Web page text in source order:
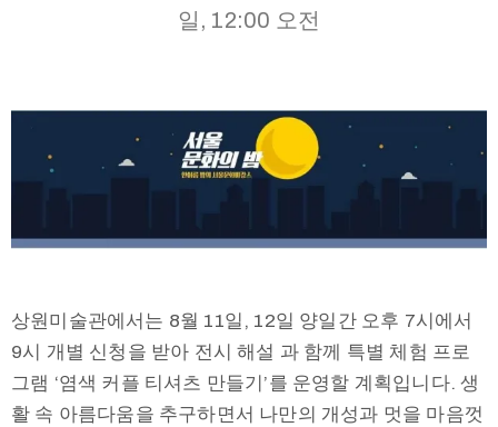
일, 12:00 오전
상원미술관에서는 8월 11일, 12일 양일간 오후 7시에서
9시 개별 신청을 받아 전시 해설 과 함께 특별 체험 프로
그램 ‘염색 커플 티셔츠 만들기’를 운영할 계획입니다. 생
활 속 아름다움을 추구하면서 나만의 개성과 멋을 마음껏